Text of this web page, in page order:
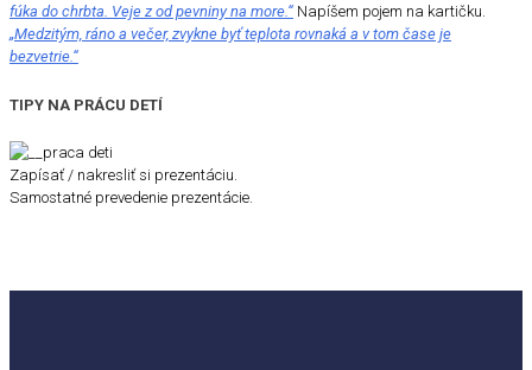
fúka do chrbta. Veje z od pevniny na more.“ Napíšem pojem na kartičku.
„Medzitým, ráno a večer, zvykne byť teplota rovnaká a v tom čase je
bezvetrie.“
TIPY NA PRÁCU DETÍ
Zapísať / nakresliť si prezentáciu.
Samostatné prevedenie prezentácie.